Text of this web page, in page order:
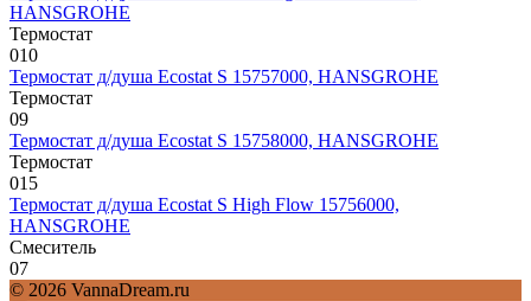
HANSGROHE
Термостат
010
Термостат д/душа Ecostat S 15757000, HANSGROHE
Термостат
09
Термостат д/душа Ecostat S 15758000, HANSGROHE
Термостат
015
Термостат д/душа Ecostat S High Flow 15756000,
HANSGROHE
Смеситель
07
© 2026 VannaDream.ru